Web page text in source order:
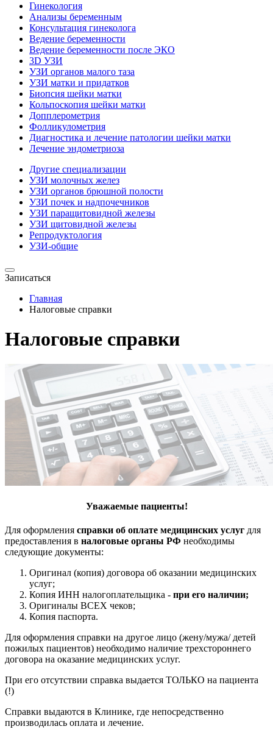
Гинекология
Анализы беременным
Консультация гинеколога
Ведение беременности
Ведение беременности после ЭКО
3D УЗИ
УЗИ органов малого таза
УЗИ матки и придатков
Биопсия шейки матки
Кольпоскопия шейки матки
Допплерометрия
Фолликулометрия
Диагностика и лечение патологии шейки матки
Лечение эндометриоза
Другие специализации
УЗИ молочных желез
УЗИ органов брюшной полости
УЗИ почек и надпочечников
УЗИ паращитовидной железы
УЗИ щитовидной железы
Репродуктология
УЗИ-общие
Записаться
Главная
Налоговые справки
Налоговые справки
Уважаемые пациенты!
Для оформления справки об оплате медицинских услуг для
предоставления в налоговые органы РФ необходимы
следующие документы:
Оригинал (копия) договора об оказании медицинских
услуг;
Копия ИНН налогоплательщика - при его наличии;
Оригиналы ВСЕХ чеков;
Копия паспорта.
Для оформления справки на другое лицо (жену/мужа/ детей
пожилых пациентов) необходимо наличие трехстороннего
договора на оказание медицинских услуг.
При его отсутствии справка выдается ТОЛЬКО на пациента
(!)
Справки выдаются в Клинике, где непосредственно
производилась оплата и лечение.